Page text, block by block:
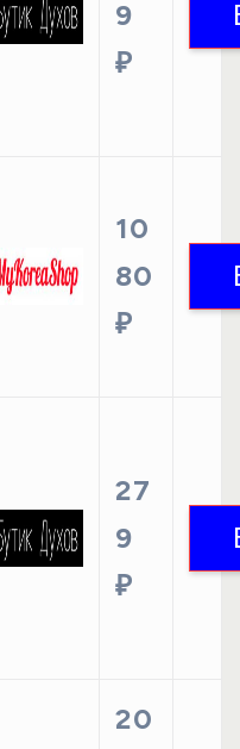
9
₽
10
80
₽
27
9
₽
20